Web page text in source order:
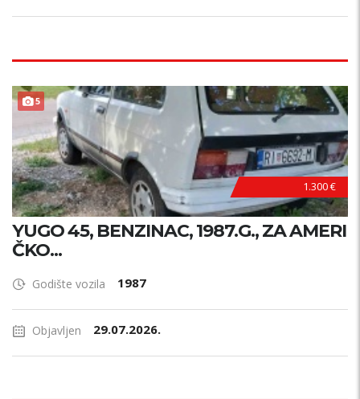
5
1.300 €
YUGO 45, BENZINAC, 1987.G., ZA AMERI
ČKO...
Godište vozila 1987
Objavljen 29.07.2026.